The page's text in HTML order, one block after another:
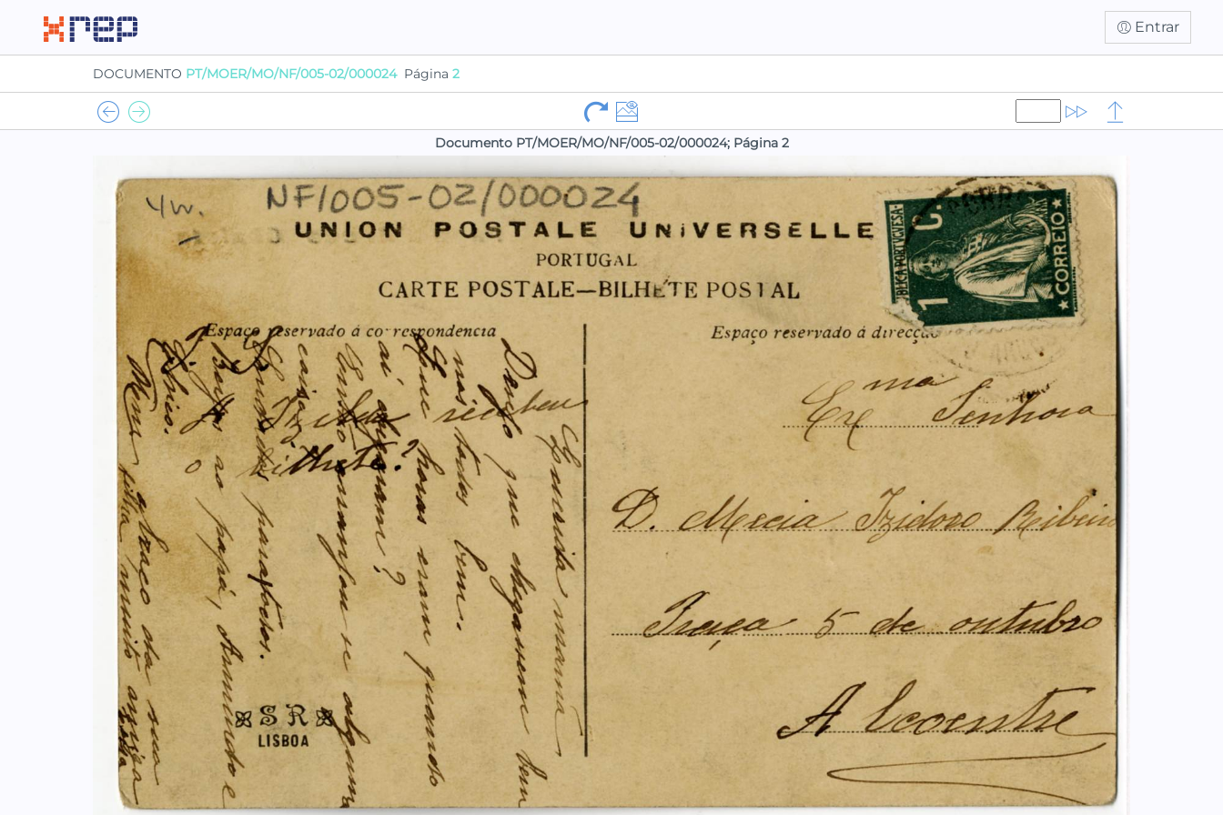
Entrar
DOCUMENTO PT/MOER/MO/NF/005-02/000024 Página 2
Documento PT/MOER/MO/NF/005-02/000024; Página 2